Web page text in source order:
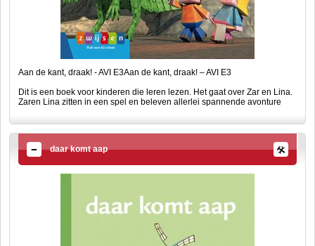
Aan de kant, draak! - AVI E3Aan de kant, draak! – AVI E3
Dit is een boek voor kinderen die leren lezen. Het gaat over Zar en Lina.
Zaren Lina zitten in een spel en beleven allerlei spannende avonture
daar komt aap